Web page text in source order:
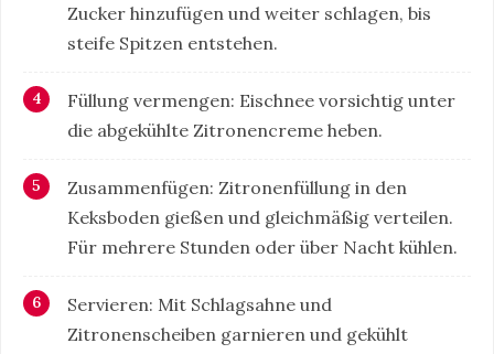
Zucker hinzufügen und weiter schlagen, bis
steife Spitzen entstehen.
Füllung vermengen: Eischnee vorsichtig unter
die abgekühlte Zitronencreme heben.
Zusammenfügen: Zitronenfüllung in den
Keksboden gießen und gleichmäßig verteilen.
Für mehrere Stunden oder über Nacht kühlen.
Servieren: Mit Schlagsahne und
Zitronenscheiben garnieren und gekühlt